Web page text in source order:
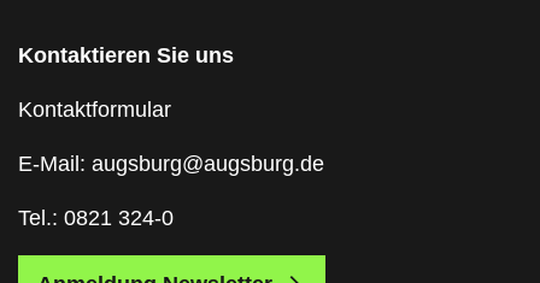
Kontaktieren Sie uns
Kontaktformular
E-Mail: augsburg@augsburg.de
Tel.: 0821 324-0